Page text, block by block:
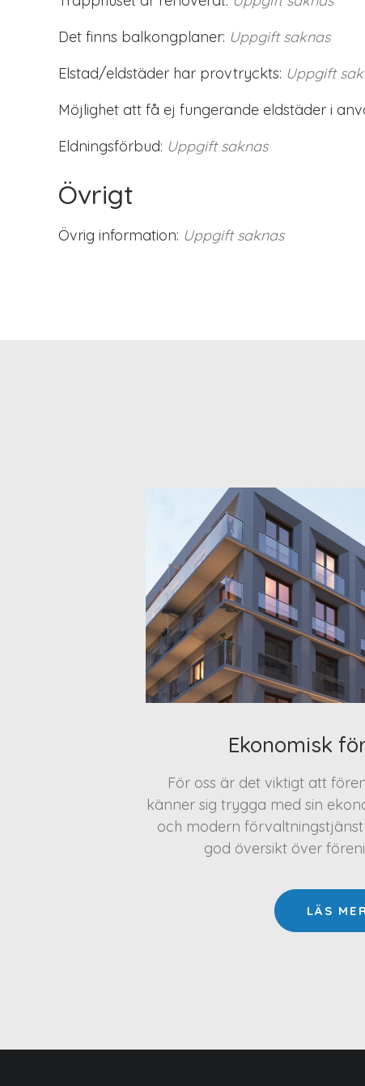
Det finns balkongplaner: Uppgift saknas
Elstad/eldstäder har provtryckts: Uppgift
Möjlighet att få ej fungerande eldstäder i
Eldningsförbud: Uppgift saknas
Övrigt
Övrig information: Uppgift saknas
Ekonomisk
För oss är det viktigt att
känner sig trygga med sin
och modern
god översikt över
LÄS